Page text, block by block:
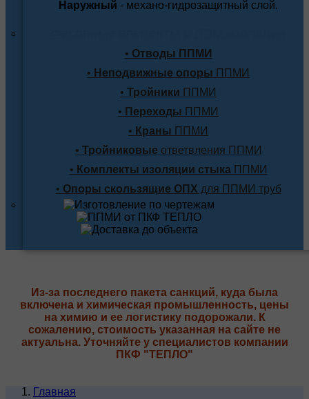
Наружный - механо-гидрозащитный слой.
• Отводы ППМИ
• Неподвижные опоры ППМИ
• Тройники ППМИ
• Переходы ППМИ
• Краны ППМИ
• Тройниковые ответвления ППМИ
• Комплекты изоляции стыкаППМИ
• Опоры скользящие ОПХ для ППМИ труб
Из-за последнего пакета санкций, куда была
включена и химическая промышленность, цены
на химию и ее логистику подорожали. К
сожалению, стоимость указанная на сайте не
актуальна. Уточняйте у специалистов компании
ПКФ "ТЕПЛО"
Главная